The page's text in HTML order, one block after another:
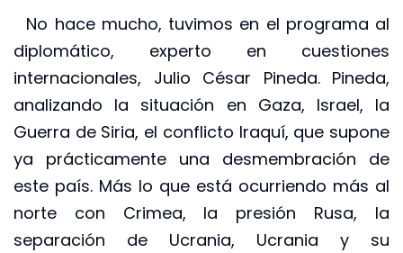
No hace mucho, tuvimos en el programa al
diplomático, experto en cuestiones
internacionales, Julio César Pineda. Pineda,
analizando la situación en Gaza, Israel, la
Guerra de Siria, el conflicto Iraquí, que supone
ya prácticamente una desmembración de
este país. Más lo que está ocurriendo más al
norte con Crimea, la presión Rusa, la
separación de Ucrania, Ucrania y su